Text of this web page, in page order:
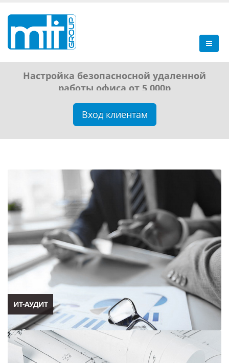
Настройка безопасносной удаленной
работы офиса от 5 000р
Проекты по WIFI с смс авторизацией от 5
000р без ежемесячной оплаты
IT обслуживание компаний от 5 000р в
месяц
Вход клиентам
ИТ-АУДИТ